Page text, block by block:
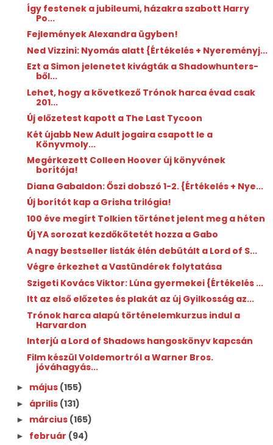
Így festenek a jubileumi, házakra szabott Harry
Po...
Fejlemények Alexandra ügyben!
Ned Vizzini: Nyomás ​alatt {Értékelés + Nyereményj...
Ezt a Simon jelenetet kivágták a Shadowhunters-
ből...
Lehet, hogy a következő Trónok harca évad csak
201...
Új előzetest kapott a The Last Tycoon
Két újabb New Adult jogaira csapott le a
Könyvmoly...
Megérkezett Colleen Hoover új könyvének
borítója!
Diana Gabaldon: Őszi ​dobszó 1-2. {Értékelés + Nye...
Új borítót kap a Grisha trilógia!
100 éve megírt Tolkien történet jelent meg a héten
Új YA sorozat kezdőkötetét hozza a Gabo
A nagy bestseller listák élén debütált a Lord of S...
Végre érkezhet a Vastündérek folytatása
Szigeti Kovács Viktor: Lúna ​gyermekei {Értékelés ...
Itt az első előzetes és plakát az új Gyilkosság az...
Trónok harca alapú történelemkurzus indul a
Harvardon
Interjú a Lord of Shadows hangoskönyv kapcsán
Film készül Voldemortról a Warner Bros.
jóváhagyás...
► május (155)
► április (131)
► március (165)
► február (94)